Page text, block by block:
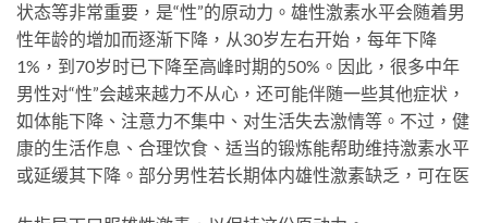
状态等非常重要，是“性”的原动力。雄性激素水平会随着男
性年龄的增加而逐渐下降，从30岁左右开始，每年下降
1%，到70岁时已下降至高峰时期的50%。因此，很多中年
男性对“性”会越来越力不从心，还可能伴随一些其他症状，
如体能下降、注意力不集中、对生活失去激情等。不过，健
康的生活作息、合理饮食、适当的锻炼能帮助维持激素水平
或延缓其下降。部分男性若长期体内雄性激素缺乏，可在医